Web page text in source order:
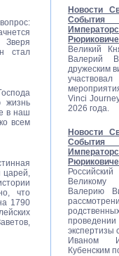
стал
жизнь
в наш
всем
царей,
что
1790
Новости
События
Великий
Валерий
дружеским
Vinci
2026 года.
Новости
События
Валерию
экспертизы
Иваном
Кубенским